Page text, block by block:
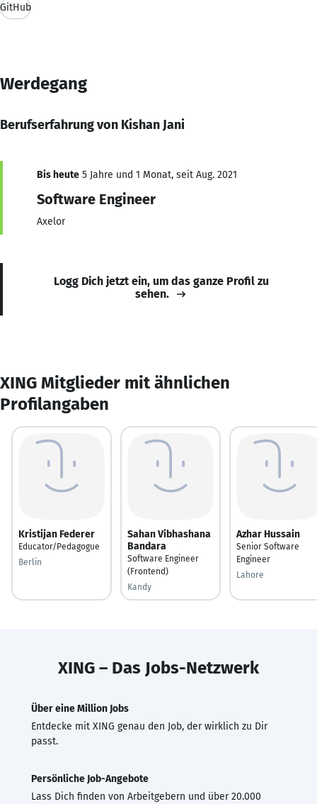
GitHub
Werdegang
Berufserfahrung von Kishan Jani
Bis heute 5 Jahre und 1 Monat, seit Aug. 2021
Software Engineer
Axelor
Logg Dich jetzt ein, um das ganze Profil zu
sehen.
XING Mitglieder mit ähnlichen
Profilangaben
Kristijan Federer
Educator/Pedagogue
Berlin
Sahan Vibhashana
Bandara
Software Engineer
(Frontend)
Kandy
Azhar Hussain
Senior Software
Engineer
Lahore
XING – Das Jobs-Netzwerk
Über eine Million Jobs
Entdecke mit XING genau den Job, der wirklich zu Dir
passt.
Persönliche Job-Angebote
Lass Dich finden von Arbeitgebern und über 20.000